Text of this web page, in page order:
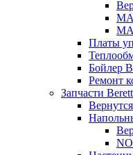
Платы
Бойлер
Ремонт
Запчасти
Вернутся